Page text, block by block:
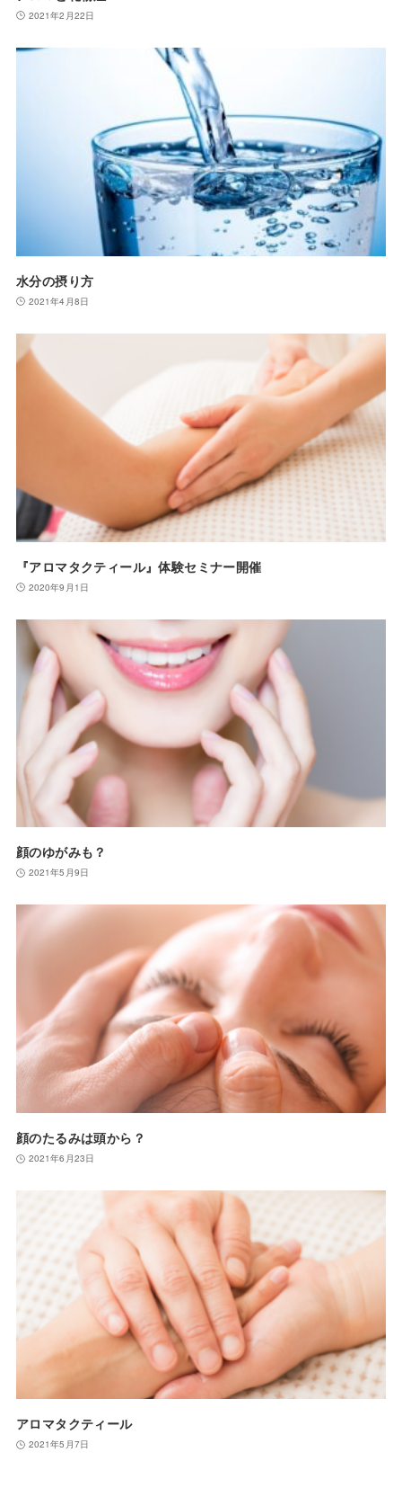
2021年2月22日
水分の摂り方
2021年4月8日
『アロマタクティール』体験セミナー開催
2020年9月1日
顔のゆがみも？
2021年5月9日
顔のたるみは頭から？
2021年6月23日
アロマタクティール
2021年5月7日